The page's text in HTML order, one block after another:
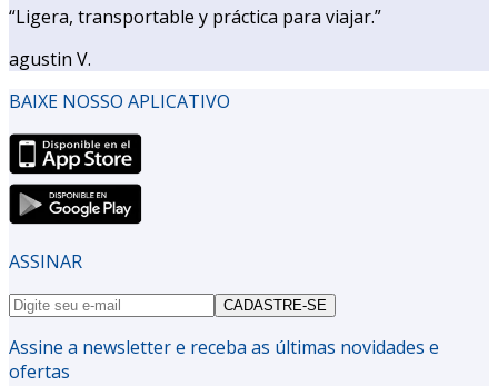
“Ligera, transportable y práctica para viajar.”
agustin V.
BAIXE NOSSO APLICATIVO
ASSINAR
CADASTRE-SE
Assine a newsletter e receba as últimas novidades e
ofertas